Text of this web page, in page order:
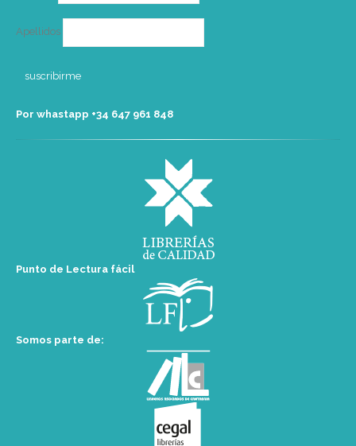
Apellidos
Por whastapp +34 ‭647 961 848‬
Punto de Lectura fácil
Somos parte de: